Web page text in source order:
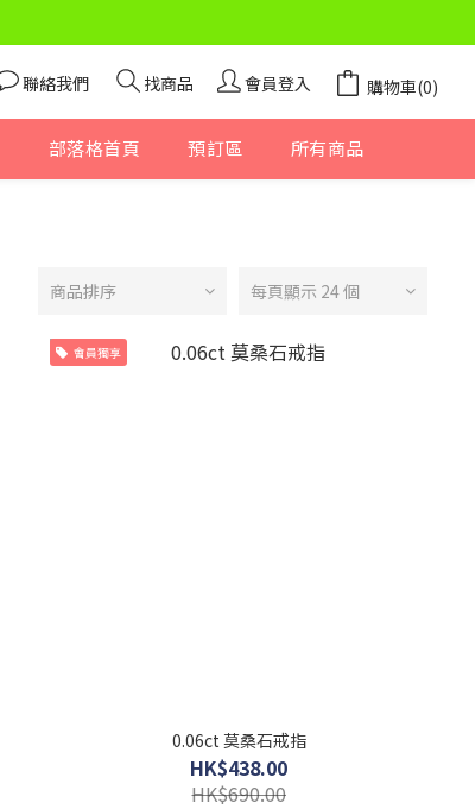
聯絡我們 找商品 會員登入 購物車(0)
部落格首頁 預訂區 所有商品
商品排序 每頁顯示 24 個
會員獨享
0.06ct 莫桑石戒指
HK$438.00
HK$690.00